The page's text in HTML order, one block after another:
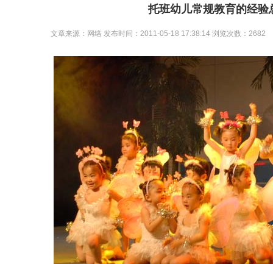
托班幼儿常规教育的经验
文章来源：网络 发布时间：2011-05-18 17:38:14 浏览次数：2682